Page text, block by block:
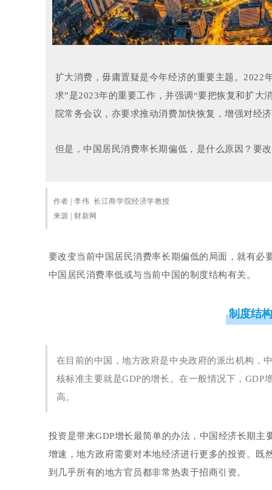
扩大消费，毋庸置疑是今年经济的重要主题。 2022
求”是2023年的重要工作，并强调“要把恢复和扩大
院常务会议，亦要求推动消费加快恢复，增强对经
但是，中国居民消费率长期偏低，是什么原因？要
作者 | 李伟 长江商学院经济学教授
来源 | 财新网
要改变当前中国居民消费率长期偏低的局面，就有必
中国居民消费率低或与当前中国的制度结构有关。
制度结构
在目前的中国，地方政府是中央政府的派出机构，
核标准主要就是GDP的增长。在一般情况下，GDP
高。
投资是带来GDP增长最简单的办法，中国经济长期主
增速，地方政府需要对本地经济进行更多的投资。既
到几乎所有的地方官员都非常热衷于招商引资。